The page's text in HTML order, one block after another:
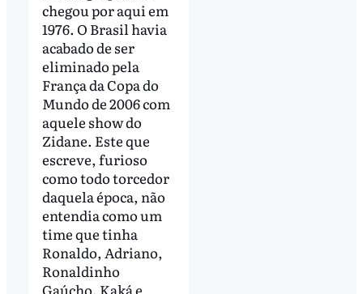
chegou por aqui em
1976. O Brasil havia
acabado de ser
eliminado pela
França da Copa do
Mundo de 2006 com
aquele show do
Zidane. Este que
escreve, furioso
como todo torcedor
daquela época, não
entendia como um
time que tinha
Ronaldo, Adriano,
Ronaldinho
Gaúcho, Kaká e